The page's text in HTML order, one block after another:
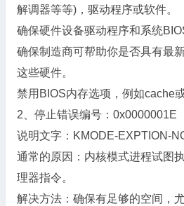
解调器等等)，驱动程序或软件。
确保硬件设备驱动程序和系统
确保制造商可帮助你是否具有最
这些硬件。
禁用BIOS内存选项，例如cache
2、停止错误编号：0x0000001E
说明文字：KMODE-EXPTION-
通常的原因：内核模式进程试图
理器指令。
解决方法：确保有足够的空间，